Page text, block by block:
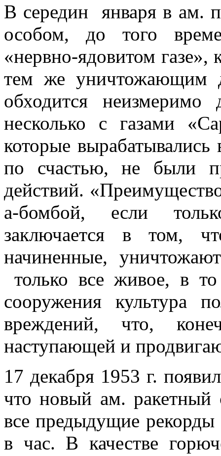
В середин января в ам.
особом, до того
«нервно-ядовитом газе»,
тем же уничтожающим
обходится
несколько с газами
которые
по счастью, не были
действий.
а-бомбой, если
заключается в том,
начиненные,
только все живое, в
сооружения культура
вреждений, что,
наступающей и
17 декабря 1953 г.
что новый ам. ракетный
все предыдущие рекорды
в час. В качестве